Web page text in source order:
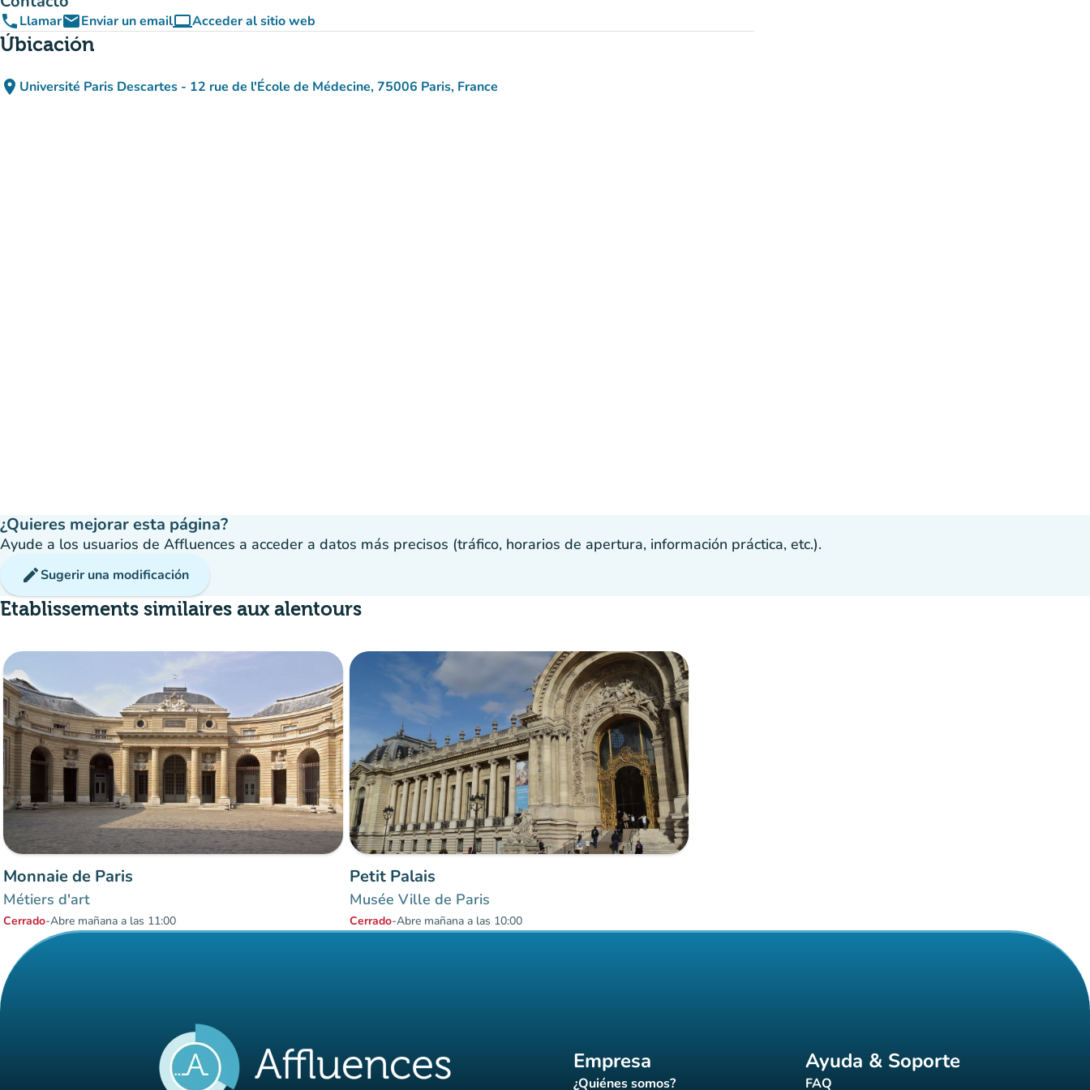
phoneLlamaremailEnviar un emailcomputerAcceder al sitio web
(nueva pestaña)
Úbicación
place Université Paris Descartes - 12 rue de l'École de Médecine, 75006 Paris, France
(abrir en Google Maps)
(nueva pestaña)
¿Quieres mejorar esta página?
Ayude a los usuarios de Affluences a acceder a datos más precisos (tráfico, horarios de apertura, información práctica, etc.).
editSugerir una modificación
Etablissements similaires aux alentours
Monnaie de Paris
Métiers d'art
Cerrado-Abre mañana a las 11:00
Petit Palais
Musée Ville de Paris
Cerrado-Abre mañana a las 10:00
Elementos 1 a 2 sobre 2
Empresa
¿Quiénes somos?
Ayuda & Soporte
FAQ